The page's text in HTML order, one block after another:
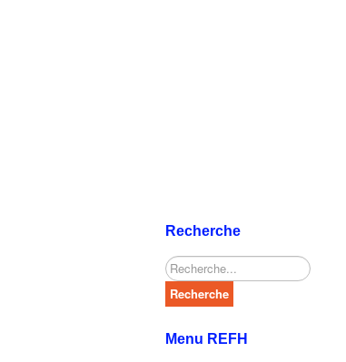
Recherche
Rechercher
Recherche
Menu REFH